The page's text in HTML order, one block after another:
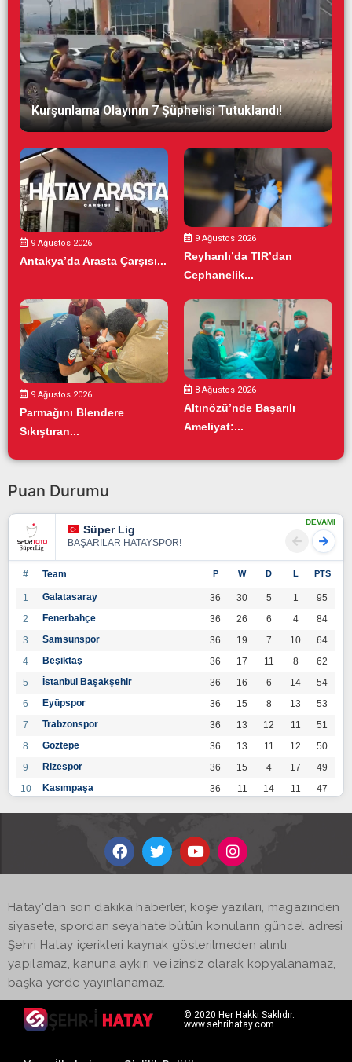
Kurşunlama Olayının 7 Şüphelisi Tutuklandı!
9 Ağustos 2026
Antakya’da Arasta Çarşısı...
9 Ağustos 2026
Reyhanlı’da TIR’dan
Cephanelik...
9 Ağustos 2026
Parmağını Blendere
Sıkıştıran...
8 Ağustos 2026
Altınözü’nde Başarılı
Ameliyat:...
Puan Durumu
Süper Lig
BAŞARILAR HATAYSPOR!
DEVAMI
# Team P W D L PTS
1 Galatasaray 36 30 5 1
95
2
Fenerbahçe 36 26 6 4
84
3
Samsunspor 36 19 7 10
64
4
Beşiktaş 36 17 11 8
62
5
İstanbul Başakşehir 36 16 6 14
54
6
Eyüpspor 36 15 8 13
53
7
Trabzonspor 36 13 12 11
51
8
Göztepe 36 13 11 12
50
9
Rizespor 36 15 4 17
49
10
Kasımpaşa 36 11 14 11
47
36 12
14
Kayserispor 36 11 12 13
45
17
Hatayspor 36
19
Adana Demirspor
Hatay'dan son dakika haberler, köşe yazıları, magazinden
siyasete, spordan seyahate bütün konuların güncel adresi
Şehri Hatay içerikleri kaynak gösterilmeden alıntı
yapılamaz, kanuna aykırı ve izinsiz olarak kopyalanamaz,
başka yerde yayınlanamaz.
© 2020 Her Hakkı Saklıdır.
www.sehrihatay.com